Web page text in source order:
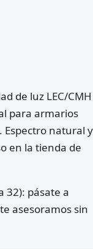
de luz LEC/CMH
para armarios
Espectro natural y
en la tienda de
32): pásate a
asesoramos sin